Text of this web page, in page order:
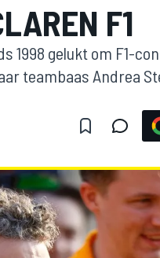
F1
1998 gelukt om F1-
teambaas Andrea